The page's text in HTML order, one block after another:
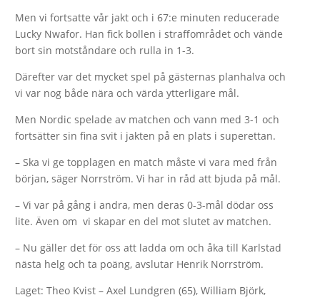
Men vi fortsatte vår jakt och i 67:e minuten reducerade
Lucky Nwafor. Han fick bollen i straffområdet och vände
bort sin motståndare och rulla in 1-3.
Därefter var det mycket spel på gästernas planhalva och
vi var nog både nära och värda ytterligare mål.
Men Nordic spelade av matchen och vann med 3-1 och
fortsätter sin fina svit i jakten på en plats i superettan.
– Ska vi ge topplagen en match måste vi vara med från
början, säger Norrström. Vi har in råd att bjuda på mål.
– Vi var på gång i andra, men deras 0-3-mål dödar oss
lite. Även om vi skapar en del mot slutet av matchen.
– Nu gäller det för oss att ladda om och åka till Karlstad
nästa helg och ta poäng, avslutar Henrik Norrström.
Laget: Theo Kvist – Axel Lundgren (65), William Björk,